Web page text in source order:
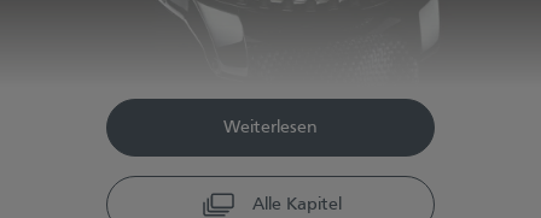
Weiterlesen
Alle Kapitel